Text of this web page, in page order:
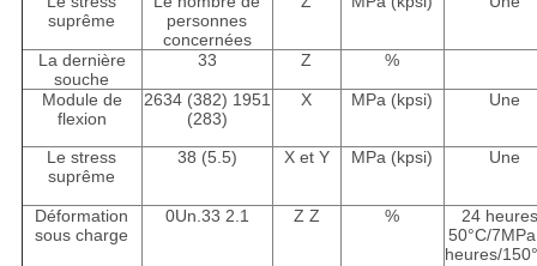
suprême
personnes
concernées
La dernière
souche
33 Z %
Module de
flexion
2634 (382) 1951
(283)
X MPa (kpsi) Une
Le stress
suprême
38 (5.5) X et Y MPa (kpsi) Une
Déformation
sous charge
0Un.33 2.1 Z Z %
24
50°C/
heures/150